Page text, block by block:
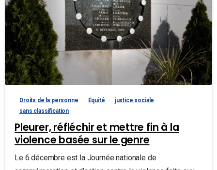
Droits de la personne Équité
justice sociale
sans classification
Pleurer, réfléchir et mettre fin à la
violence basée sur le genre
Le 6 décembre est la Journée nationale de